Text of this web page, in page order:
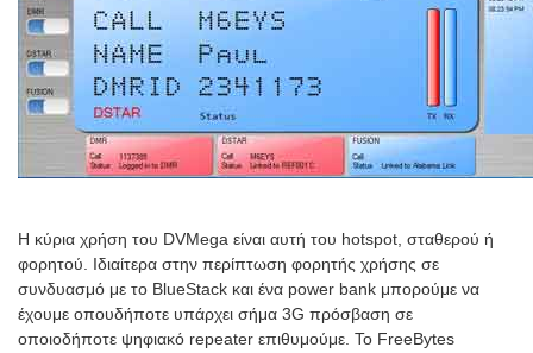
Η κύρια χρήση του DVMega είναι αυτή του hotspot, σταθερού ή
φορητού. Ιδιαίτερα στην περίπτωση φορητής χρήσης σε
συνδυασμό με το BlueStack και ένα power bank μπορούμε να
έχουμε οπουδήποτε υπάρχει σήμα 3G πρόσβαση σε
οποιοδήποτε ψηφιακό repeater επιθυμούμε. To FreeBytes